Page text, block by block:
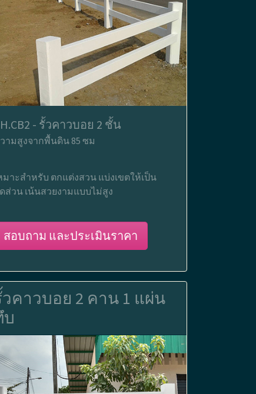
- รั้วคาวบอย 2 ชั้น
ามสูงจากพื้นดิน 85 ซม
มาะสำหรับ ตกแต่งสวน แบ่งเขตให้เป็น
ส่วน เน้นสวยงามแบบไม่สูง
สอบถาม และประเมินราคา
คาวบอย 2 คาน 1 แผ่น